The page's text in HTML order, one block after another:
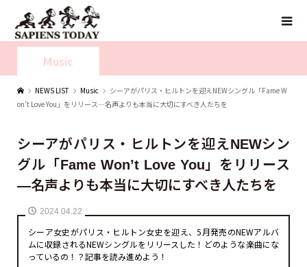
Music
NEWS LIST Music
シーアがパリス・ヒルトンを迎えNEWシングル「Fame W
on’t Love You」をリリース—名声よりも本当に大切にすべき人たちを
シーアがパリス・ヒルトンを迎えNEWシン
グル「Fame Won’t Love You」をリリース
—名声よりも本当に大切にすべき人たちを
2024.04.22
シーア女史がパリス・ヒルトン女史を迎え、5月発売のNEWアルバ
ムに収録されるNEWシングルをリリースした！どのような楽曲にな
っているの！？記事を読み進めよう！